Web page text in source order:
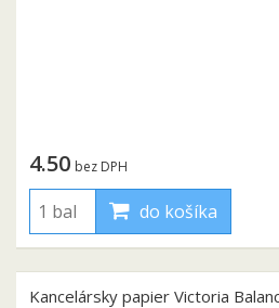
4.50 bez DPH
do košíka
Kancelársky papier Victoria